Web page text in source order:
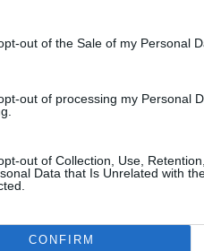
out of the Sale of my Personal
out of processing my Personal
out of Collection, Use,
Data that Is Unrelated with
CONFIRM